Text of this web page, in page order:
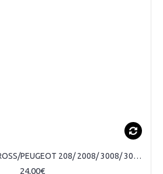
CITROEN C3/C3 AIRCROSS/PEUGEOT 208/ 2008/ 3008/ 308, ΠΟΜΟΛΟ ΛΕΒΙΕ ΤΑΧΥΤΗΤΩΝ, 5 ΤΑΧΥΤΗΤΕΣ, ΜΑΥΡΟ/ΑΣΗΜΙ
24,00€